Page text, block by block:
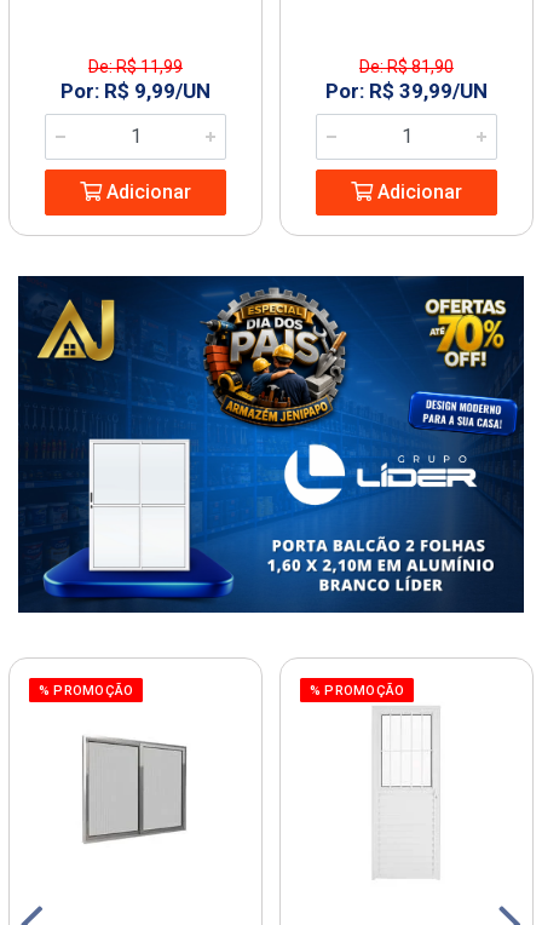
De: R$ 11,99
Por: R$ 9,99/UN
Adicionar
De: R$ 81,90
Por: R$ 39,99/UN
Adicionar
% PROMOÇÃO % PROMOÇÃO